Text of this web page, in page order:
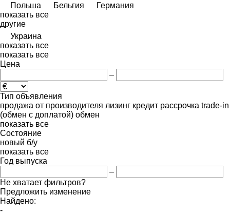
Польша
Бельгия
Германия
показать все
другие
Украина
показать все
показать все
Цена
–
Тип объявления
продажа от производителя лизинг кредит рассрочка trade-in
(обмен с доплатой) обмен
показать все
Состояние
новый б/у
показать все
Год выпуска
–
Не хватает фильтров?
Предложить изменение
Найдено:
-